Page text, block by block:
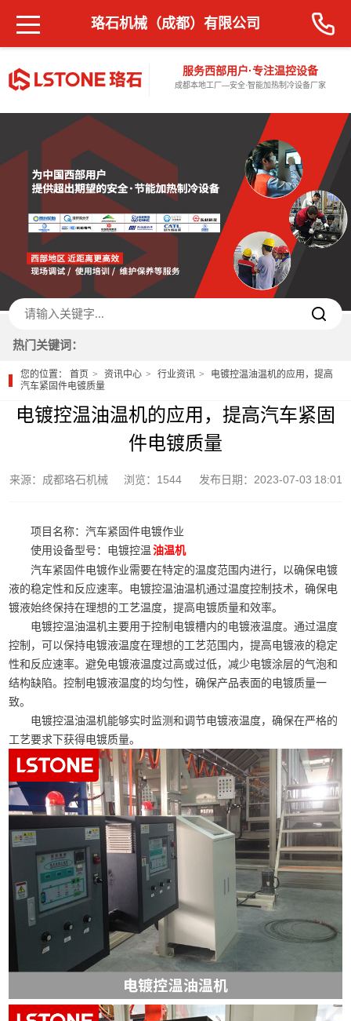
服务西部用户·专注温控设备
成都本地工厂—安全·智能加热制冷设备厂家
珞石机械（成都）有限公司
热门关键词：
您的位置：首页 资讯中心 行业资讯
电镀控温油温机的应用，提高
汽车紧固件电镀质量
电镀控温油温机的应用，提高汽车紧固
件电镀质量
来源：成都珞石机械 浏览：1544 发布日期：2023-07-03 18:01
项目名称：汽车紧固件电镀作业
使用设备型号：电镀控温 油温机
汽车紧固件电镀作业需要在特定的温度范围内进行，以确保电镀
液的稳定性和反应速率。电镀控温油温机通过温度控制技术，确保电
镀液始终保持在理想的工艺温度，提高电镀质量和效率。
电镀控温油温机主要用于控制电镀槽内的电镀液温度。通过温度
控制，可以保持电镀液温度在理想的工艺范围内，提高电镀液的稳定
性和反应速率。避免电镀液温度过高或过低，减少电镀涂层的气泡和
结构缺陷。控制电镀液温度的均匀性，确保产品表面的电镀质量一
致。
电镀控温油温机能够实时监测和调节电镀液温度，确保在严格的
工艺要求下获得电镀质量。